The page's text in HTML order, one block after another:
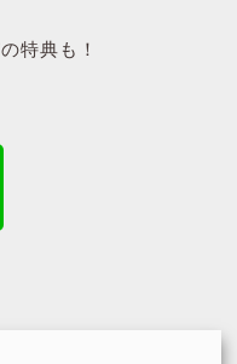
特典も！